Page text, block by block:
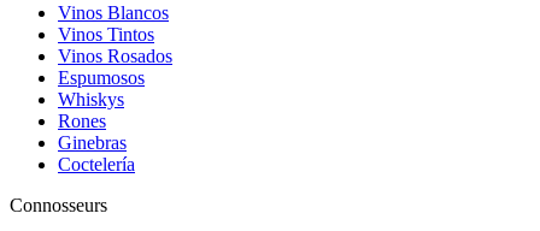
Vinos Blancos
Vinos Tintos
Vinos Rosados
Espumosos
Whiskys
Rones
Ginebras
Coctelería
Connosseurs